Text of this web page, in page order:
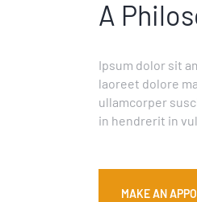
A
Ipsum dolor sit
laoreet dolore
ullamcorper
in hendrerit in
MAKE AN